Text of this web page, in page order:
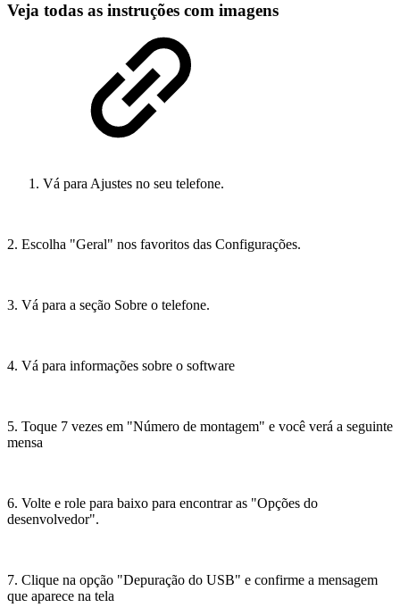
Veja todas as instruções com imagens
Vá para Ajustes no seu telefone.
2. Escolha "Geral" nos favoritos das Configurações.
3. Vá para a seção Sobre o telefone.
4. Vá para informações sobre o software
5. Toque 7 vezes em "Número de montagem" e você verá a seguinte
mensa
6. Volte e role para baixo para encontrar as "Opções do
desenvolvedor".
7. Clique na opção "Depuração do USB" e confirme a mensagem
que aparece na tela